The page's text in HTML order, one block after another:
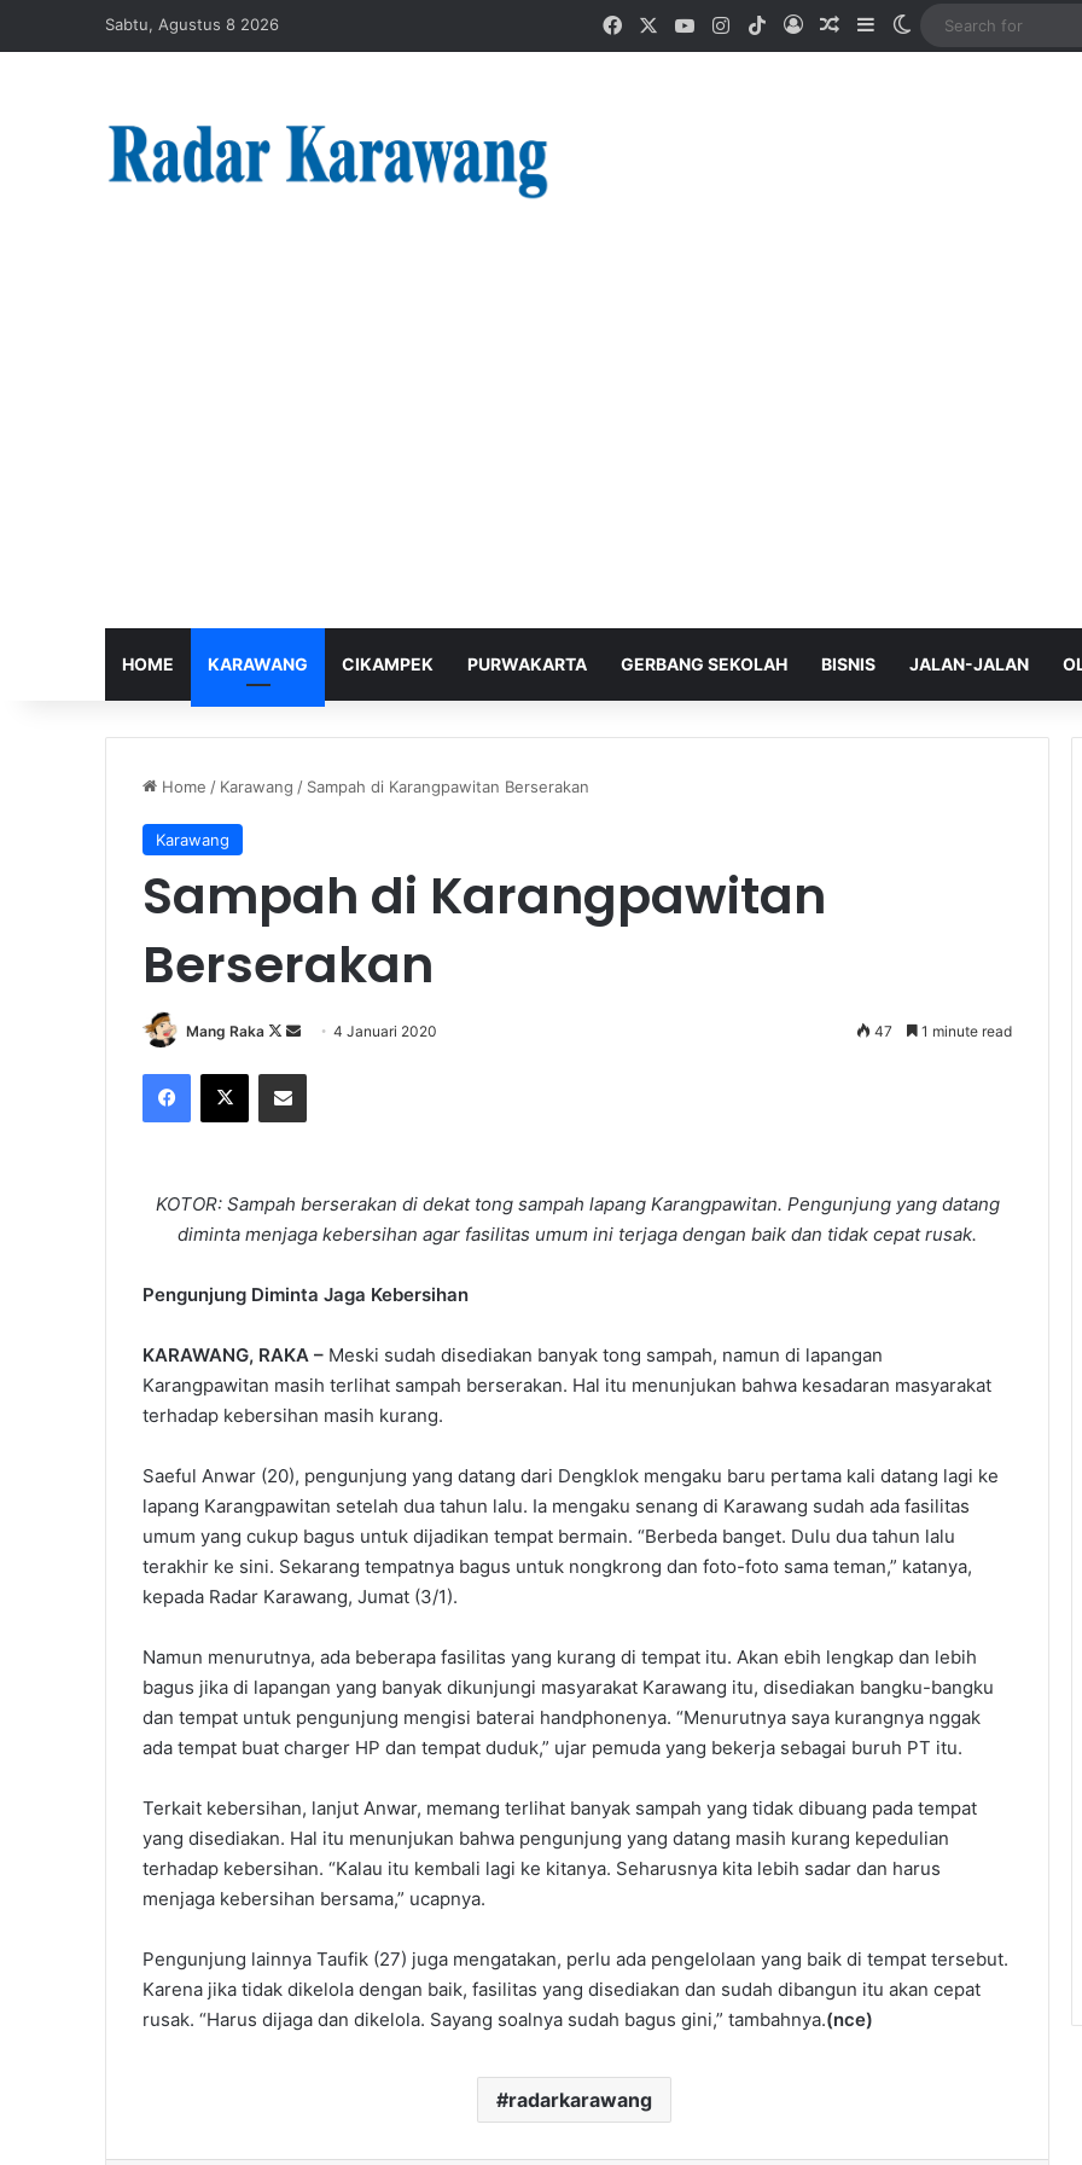
Sabtu, Agustus 8 2026 FacebookYouTubeInstagram
TikTokLog InRandom Article
SidebarSwitch skin
HOME KARAWANG CIKAMPEK PURWAKARTA GERBANG SEKOLAH BISNIS JALAN-JALAN
Home / Karawang / Sampah di Karangpawitan Berserakan
Karawang
Sampah di Karangpawitan
Berserakan
Mang Raka
Follow
X
Send4 Januari 2020 47 1 minute read
Facebook
X Share via Email
KOTOR: Sampah berserakan di dekat tong sampah lapang Karangpawitan. Pengunjung yang datang
diminta menjaga kebersihan agar fasilitas umum ini terjaga dengan baik dan tidak cepat rusak.
Pengunjung Diminta Jaga Kebersihan
KARAWANG, RAKA – Meski sudah disediakan banyak tong sampah, namun di lapangan
Karangpawitan masih terlihat sampah berserakan. Hal itu menunjukan bahwa kesadaran masyarakat
terhadap kebersihan masih kurang.
Saeful Anwar (20), pengunjung yang datang dari Dengklok mengaku baru pertama kali datang lagi ke
lapang Karangpawitan setelah dua tahun lalu. Ia mengaku senang di Karawang sudah ada fasilitas
umum yang cukup bagus untuk dijadikan tempat bermain. “Berbeda banget. Dulu dua tahun lalu
terakhir ke sini. Sekarang tempatnya bagus untuk nongkrong dan foto-foto sama teman,” katanya,
kepada Radar Karawang, Jumat (3/1).
Namun menurutnya, ada beberapa fasilitas yang kurang di tempat itu. Akan ebih lengkap dan lebih
bagus jika di lapangan yang banyak dikunjungi masyarakat Karawang itu, disediakan bangku-bangku
dan tempat untuk pengunjung mengisi baterai handphonenya. “Menurutnya saya kurangnya nggak
ada tempat buat charger HP dan tempat duduk,” ujar pemuda yang bekerja sebagai buruh PT itu.
Terkait kebersihan, lanjut Anwar, memang terlihat banyak sampah yang tidak dibuang pada tempat
yang disediakan. Hal itu menunjukan bahwa pengunjung yang datang masih kurang kepedulian
terhadap kebersihan. “Kalau itu kembali lagi ke kitanya. Seharusnya kita lebih sadar dan harus
menjaga kebersihan bersama,” ucapnya.
Pengunjung lainnya Taufik (27) juga mengatakan, perlu ada pengelolaan yang baik di tempat tersebut.
Karena jika tidak dikelola dengan baik, fasilitas yang disediakan dan sudah dibangun itu akan cepat
rusak. “Harus dijaga dan dikelola. Sayang soalnya sudah bagus gini,” tambahnya.(nce)
radarkarawang